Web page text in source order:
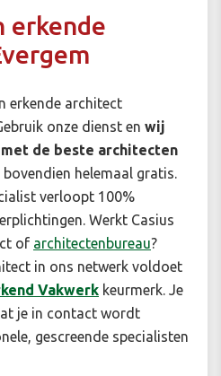
erkende
erkende architect
onze dienst en wij
de beste architecten
bovendien helemaal gratis.
verloopt 100%
Werkt Casius
of architectenbureau?
in ons netwerk voldoet
Vakwerk keurmerk. Je
je in contact wordt
gescreende specialisten